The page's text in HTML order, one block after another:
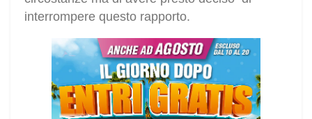
interrompere questo rapporto.